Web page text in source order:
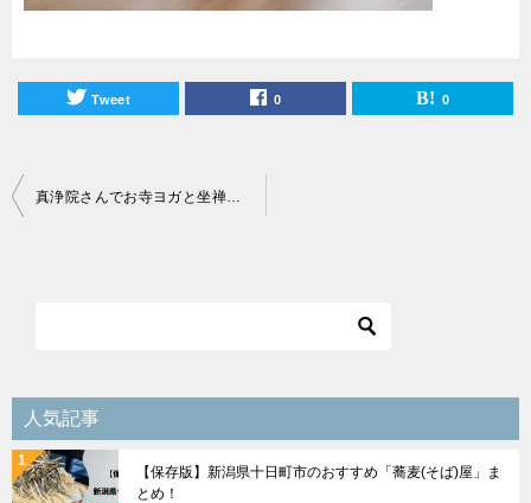
Tweet 0 0
投
シ
ョ
ン
真浄院さんでお寺ヨガと坐禅体験を開催しました
人気記事
【保存版】新潟県十日町市のおすすめ「蕎麦(そば)屋」ま
とめ！